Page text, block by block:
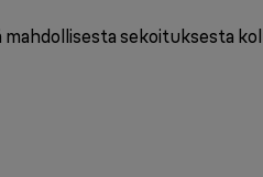
sekoituksesta